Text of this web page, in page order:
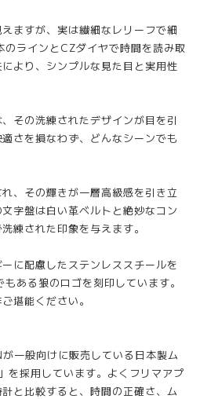
ますが、実は繊細なレリーフで細
ラインとCZダイヤで時間を読み取
より、シンプルな見た目と実用性
その洗練されたデザインが目を引
さを損なわず、どんなシーンでも
、その輝きが一層高級感を引き立
字盤は白い革ベルトと絶妙なコン
練された印象を与えます。
に配慮したステンレススチールを
ある狼のロゴを刻印しています。
堪能ください。
一般向けに販売している日本製ム
を採用しています。よくフリマアプ
と比較すると、時間の正確さ、ム